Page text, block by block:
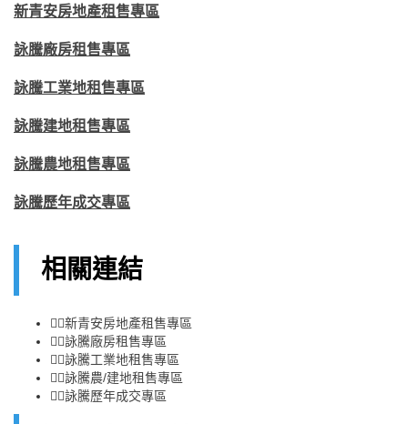
新青安房地產租售專區
詠騰廠房租售專區
詠騰工業地租售專區
詠騰建地租售專區
詠騰農地租售專區
詠騰歷年成交專區
相關連結
👉🏻新青安房地產租售專區
👉🏻詠騰廠房租售專區
👉🏻詠騰工業地租售專區
👉🏻詠騰農/建地租售專區
👉🏻詠騰歷年成交專區